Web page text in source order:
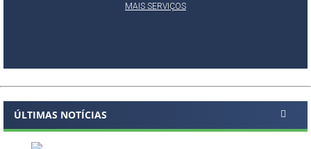
MAIS SERVIÇOS
ÚLTIMAS NOTÍCIAS